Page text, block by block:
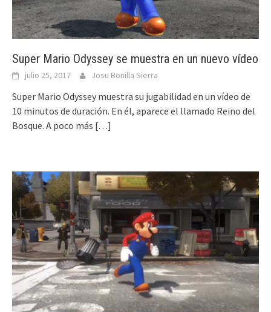
Super Mario Odyssey se muestra en un nuevo vídeo
julio 25, 2017 Josu Bonilla Sierra
Super Mario Odyssey muestra su jugabilidad en un vídeo de
10 minutos de duración. En él, aparece el llamado Reino del
Bosque. A poco más […]